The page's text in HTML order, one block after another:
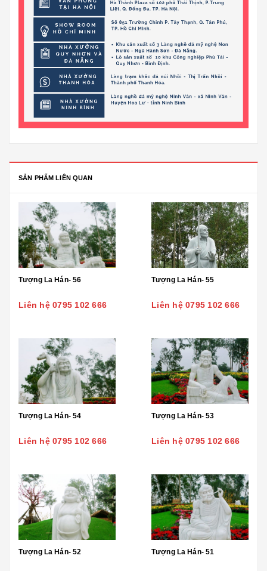
SẢN PHẨM LIÊN QUAN
Tượng La Hán- 56
Liên hệ 0795 102 666
Tượng La Hán- 55
Liên hệ 0795 102 666
Tượng La Hán- 54
Liên hệ 0795 102 666
Tượng La Hán- 53
Liên hệ 0795 102 666
Tượng La Hán- 52 Tượng La Hán- 51